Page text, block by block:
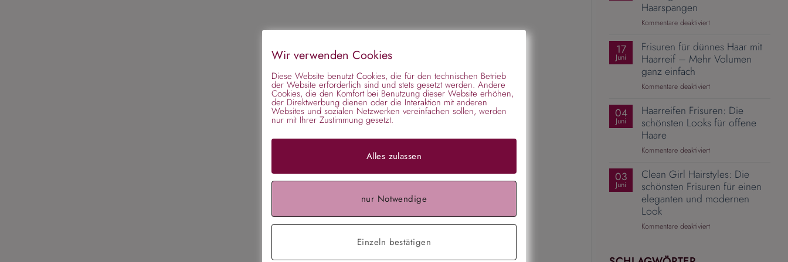
richtigen
wird
aus
Haarspangen
Kommentare deaktiviertfür
aufwerten
–
Ideen
Haarspangen
17
Juni
Frisuren für dünnes Haar mit
Haarreif – Mehr Volumen
ganz einfach
Kommentare deaktiviertfür
für
dünnes
Haarreif
Mehr
Volumen
ganz
04
Juni
Haarreifen Frisuren: Die
schönsten Looks für offene
Haare
Kommentare deaktiviertfür
Frisuren:
Die
schönsten
Looks
offene
03
Juni
Clean Girl Hairstyles: Die
schönsten Frisuren für einen
eleganten und modernen
Look
Kommentare deaktiviertfür
Wir verwenden Cookies
Diese Website benutzt Cookies, die für den technischen Betrieb
der Website erforderlich sind und stets gesetzt werden. Andere
Cookies, die den Komfort bei Benutzung dieser Website erhöhen,
der Direktwerbung dienen oder die Interaktion mit anderen
Websites und sozialen Netzwerken vereinfachen sollen, werden
nur mit Ihrer Zustimmung gesetzt.
Alles zulassen
nur Notwendige
Einzeln bestätigen